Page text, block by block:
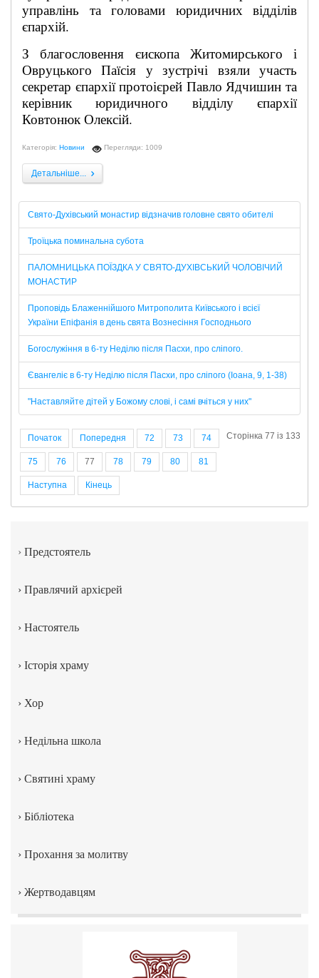
управлінь та головами юридичних відділів
єпархій.
З благословення єископа Житомирського і
Овруцького Паїсія у зустрічі взяли участь
секретар єпархії протоієрей Павло Ядчишин та
керівник юридичного відділу єпархії
Ковтонюк Олексій.
Категорія: Новини Перегляди: 1009
Детальніше...
Свято-Духівський монастир відзначив головне свято обителі
Троїцька поминальна субота
ПАЛОМНИЦЬКА ПОЇЗДКА У СВЯТО-ДУХІВСЬКИЙ ЧОЛОВІЧИЙ
МОНАСТИР
Проповідь Блаженнійшого Митрополита Київського і всієї
України Епіфанія в день свята Вознесіння Господнього
Богослужіння в 6-ту Неділю після Пасхи, про сліпого.
Євангеліє в 6-ту Неділю після Пасхи, про сліпого (Іоана, 9, 1-38)
"Наставляйте дітей у Божому слові, і самі вчіться у них"
Сторінка 77 із 133
Початок Попередня 72 73 74
75 76 77 78 79 80 81
Наступна Кінець
› Предстоятель
› Правлячий архієрей
› Настоятель
› Історія храму
› Хор
› Недільна школа
› Святині храму
› Бібліотека
› Прохання за молитву
› Жертводавцям